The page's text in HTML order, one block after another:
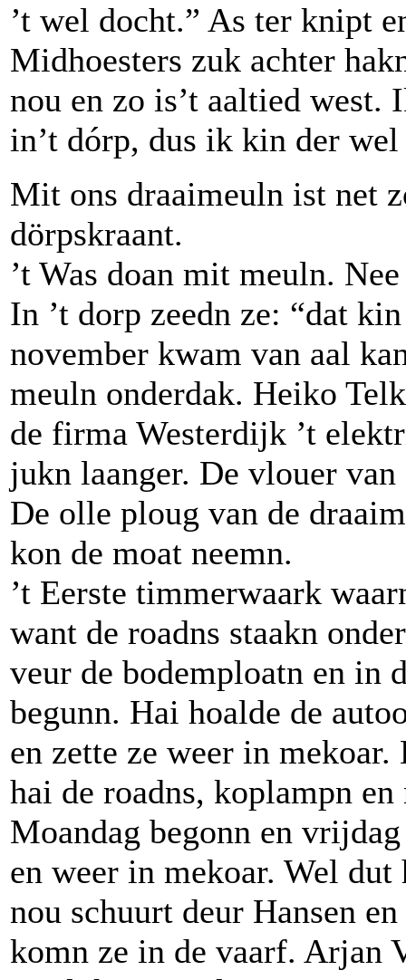
’t wel docht.” As ter knipt
Midhoesters zuk achter
nou en zo is’t aaltied
in’t dórp, dus ik kin der
Mit ons draaimeuln ist net
dörpskraant.
’t Was doan mit meuln.
In ’t dorp zeedn ze: “dat
november kwam van aal
meuln onderdak. Heiko
de firma Westerdijk ’t
jukn laanger. De vlouer
De olle ploug van de
kon de moat neemn.
’t Eerste timmerwaark
want de roadns staakn
veur de bodemploatn en in
begunn. Hai hoalde de
en zette ze weer in
hai de roadns, koplampn
Moandag begonn en
en weer in mekoar. Wel dut
nou schuurt deur Hansen
komn ze in de vaarf. Arjan